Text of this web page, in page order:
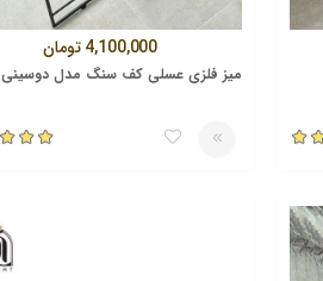
4,100,000 تومان
میز فلزی عسلی کف سنگ مدل دوسینی